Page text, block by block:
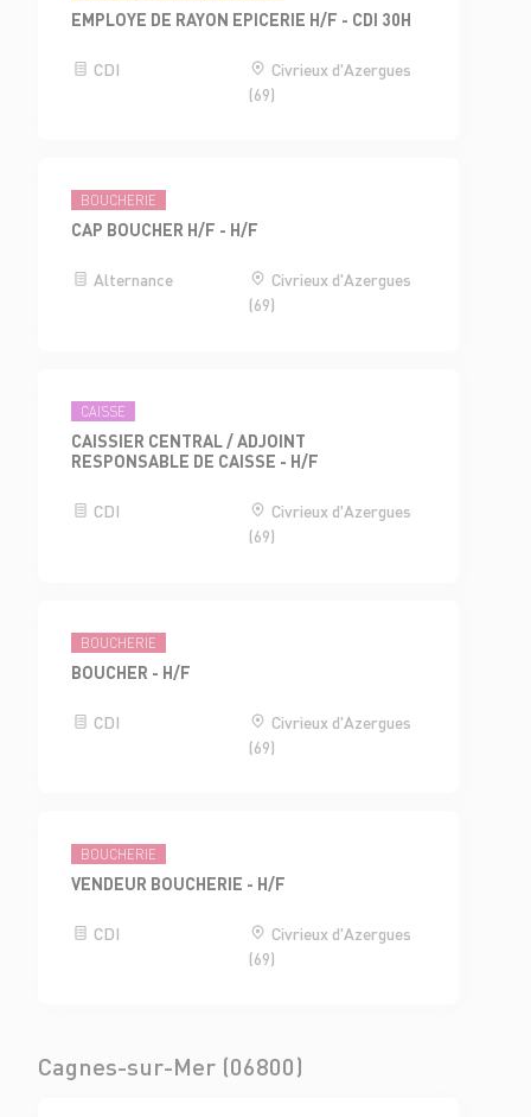
EMPLOYE DE RAYON EPICERIE H/F - CDI 30H
CDI
Civrieux d'Azergues
(69)
BOUCHERIE
CAP BOUCHER H/F - H/F
Alternance
Civrieux d'Azergues
(69)
CAISSE
CAISSIER CENTRAL / ADJOINT
RESPONSABLE DE CAISSE - H/F
CDI
Civrieux d'Azergues
(69)
BOUCHERIE
BOUCHER - H/F
CDI
Civrieux d'Azergues
(69)
BOUCHERIE
VENDEUR BOUCHERIE - H/F
CDI
Civrieux d'Azergues
(69)
Cagnes-sur-Mer (06800)